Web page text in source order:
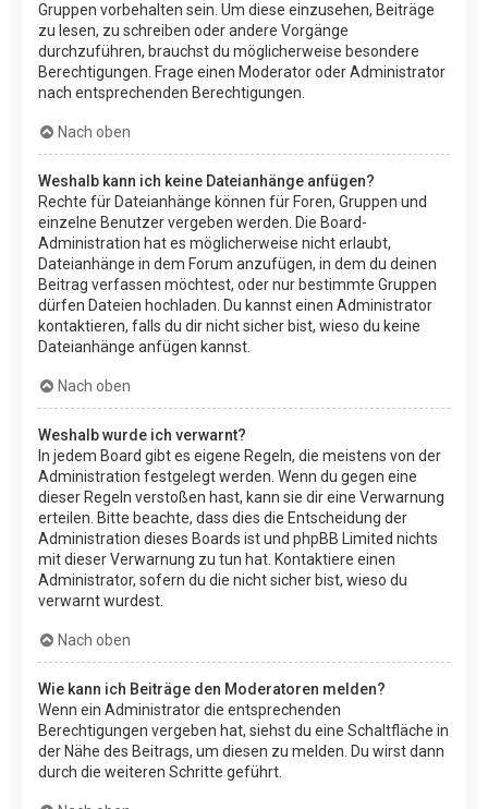
Gruppen vorbehalten sein. Um diese einzusehen, Beiträge
zu lesen, zu schreiben oder andere Vorgänge
durchzuführen, brauchst du möglicherweise besondere
Berechtigungen. Frage einen Moderator oder Administrator
nach entsprechenden Berechtigungen.
Nach oben
Weshalb kann ich keine Dateianhänge anfügen?
Rechte für Dateianhänge können für Foren, Gruppen und
einzelne Benutzer vergeben werden. Die Board-
Administration hat es möglicherweise nicht erlaubt,
Dateianhänge in dem Forum anzufügen, in dem du deinen
Beitrag verfassen möchtest, oder nur bestimmte Gruppen
dürfen Dateien hochladen. Du kannst einen Administrator
kontaktieren, falls du dir nicht sicher bist, wieso du keine
Dateianhänge anfügen kannst.
Nach oben
Weshalb wurde ich verwarnt?
In jedem Board gibt es eigene Regeln, die meistens von der
Administration festgelegt werden. Wenn du gegen eine
dieser Regeln verstoßen hast, kann sie dir eine Verwarnung
erteilen. Bitte beachte, dass dies die Entscheidung der
Administration dieses Boards ist und phpBB Limited nichts
mit dieser Verwarnung zu tun hat. Kontaktiere einen
Administrator, sofern du die nicht sicher bist, wieso du
verwarnt wurdest.
Nach oben
Wie kann ich Beiträge den Moderatoren melden?
Wenn ein Administrator die entsprechenden
Berechtigungen vergeben hat, siehst du eine Schaltfläche in
der Nähe des Beitrags, um diesen zu melden. Du wirst dann
durch die weiteren Schritte geführt.